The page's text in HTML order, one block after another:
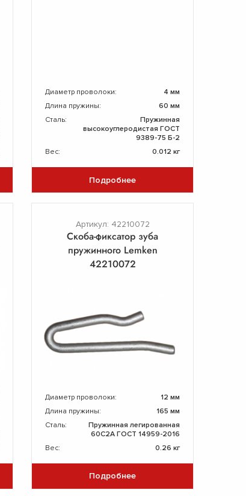
Диаметр проволоки:
4 мм
Длина пружины:
60 мм
Сталь:
Пружинная
высокоуглеродистая ГОСТ
9389-75 Б-2
Вес:
0.012 кг
Подробнее
Артикул: 42210072
Скоба-фиксатор зуба
пружинного Lemken
42210072
Диаметр проволоки:
12 мм
Длина пружины:
165 мм
Сталь:
Пружинная легированная
60С2А ГОСТ 14959-2016
Вес:
0.26 кг
Подробнее